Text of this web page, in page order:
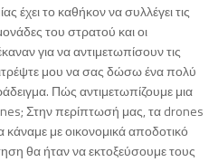
έχει το καθήκον να συλλέγει τις
του στρατού και οι
για να αντιμετωπίσουν τις
μου να σας δώσω ένα πολύ
Πώς αντιμετωπίζουμε μια
Στην περίπτωσή μας, τα drones
κάναμε με οικονομικά αποδοτικό
θα ήταν να εκτοξεύσουμε τους